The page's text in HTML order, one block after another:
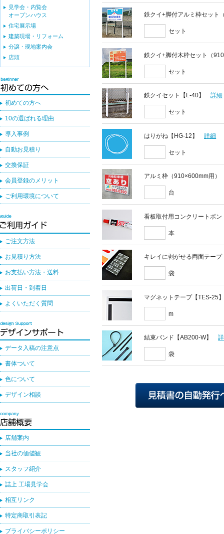
鉄クイ+脚付アルミ枠セット
セット
鉄クイ+脚付木枠セット（
セット
鉄クイセット【L-40】 詳細
セット
はりがね【HG-12】 詳細
セット
アルミ枠（910×600mm用）
台
看板取付用コンクリートボン
本
キレイに剥がせる両面テープ
袋
マグネットテープ【TES-25
m
結束バンド【AB200-W】
袋
見学会・内覧会
オープンハウス
住宅展示場
建築現場・リフォーム
分譲・現地案内会
店頭
初めての方へ
10の選ばれる理由
導入事例
自動お見積り
交換保証
会員登録のメリット
ご利用環境について
ご注文方法
お見積り方法
お支払い方法・送料
出荷日・到着日
よくいただく質問
データ入稿の注意点
書体ついて
色について
デザイン相談
店舗案内
当社の価値観
スタッフ紹介
誌上 工場見学会
相互リンク
特定商取引表記
プライバシーポリシー